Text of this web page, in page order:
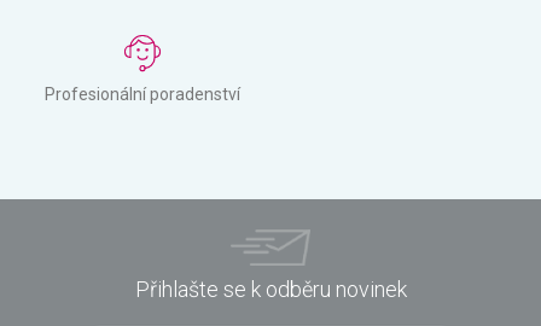
Profesionální poradenství
Přihlašte se k odběru novinek